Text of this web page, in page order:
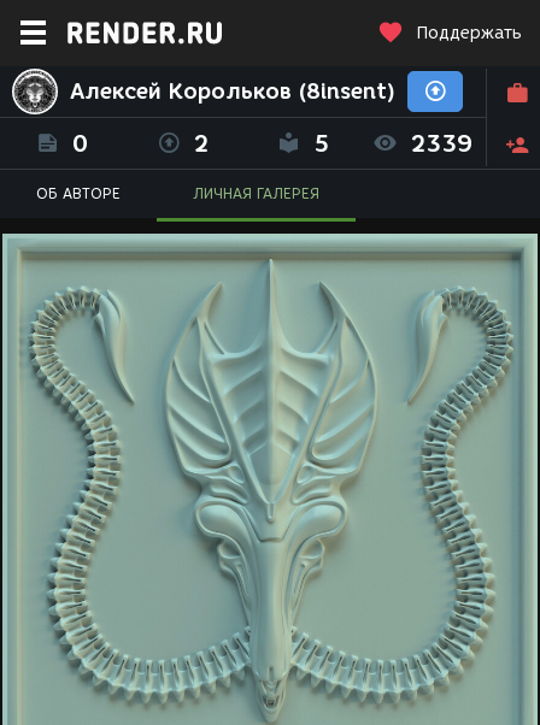
Поддержать
Алексей Корольков (8insent)
0 2 5 2339
ОБ АВТОРЕ ЛИЧНАЯ ГАЛЕРЕЯ